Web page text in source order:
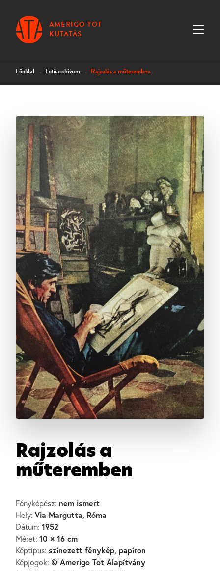
AMERIGO TOT
KUTATÁS
Főoldal Fotóarchívum Rajzolás a műteremben
Rajzolás a
műteremben
Fényképész: nem ismert
Hely: Via Margutta, Róma
Dátum: 1952
Méret: 10 × 16 cm
Képtípus: színezett fénykép, papíron
Képjogok: © Amerigo Tot Alapítvány